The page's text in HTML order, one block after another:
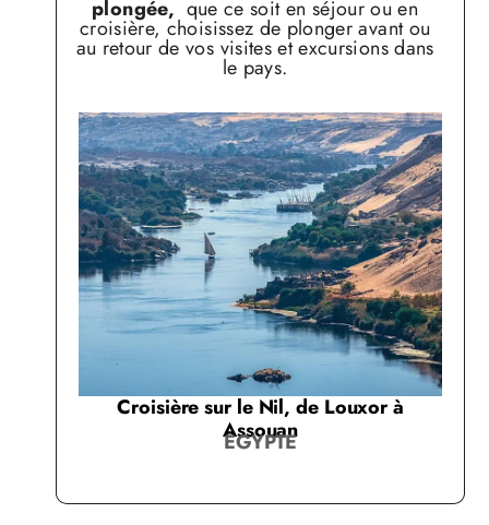
plongée, que ce soit en séjour ou en
croisière, choisissez de plonger avant ou
au retour de vos visites et excursions dans
le pays.
Croisière sur le Nil, de Louxor à
Assouan
EGYPTE